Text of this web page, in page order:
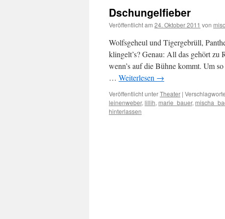
Dschungelfieber
Veröffentlicht am 24. Oktober 2011 von
Wolfsgeheul und Tigergebrüll,
klingelt’s? Genau: All das gehört zu
wenn’s auf die Bühne kommt. Um
… Weiterlesen →
Veröffentlicht unterTheater |
leinenweber, lillih, marie_bauer,
hinterlassen